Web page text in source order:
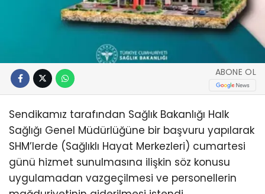
ABONE OL
Sendikamız tarafından Sağlık Bakanlığı Halk
Sağlığı Genel Müdürlüğüne bir başvuru yapılarak
SHM’lerde (Sağlıklı Hayat Merkezleri) cumartesi
günü hizmet sunulmasına ilişkin söz konusu
uygulamadan vazgeçilmesi ve personellerin